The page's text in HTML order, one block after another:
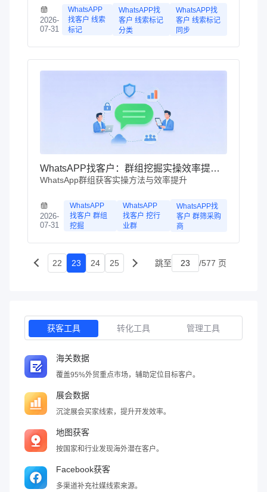
2026-
07-31
WhatsAPP
找客户 线索
标记
WhatsAPP找
客户 线索标记
分类
WhatsAPP找
客户 线索标记
同步
WhatsAPP找客户：群组挖掘实操效率提升指南
WhatsApp群组获客实操方法与效率提升
2026-
07-31
WhatsAPP
找客户 群组
挖掘
WhatsAPP
找客户 挖行
业群
WhatsAPP找
客户 群筛采购
商
22 23 24 25 跳至 /577 页
获客工具 转化工具 管理工具
海关数据
覆盖95%外贸重点市场，辅助定位目标客户。
展会数据
沉淀展会买家线索，提升开发效率。
地图获客
按国家和行业发现海外潜在客户。
Facebook获客
多渠道补充社媒线索来源。